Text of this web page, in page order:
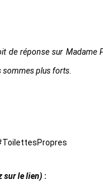
de réponse sur Madame
sommes plus forts.
sur le lien) :